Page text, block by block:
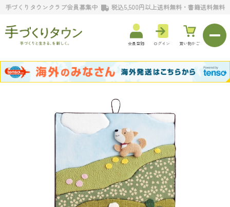
手づくりタウンクラブ会員募集中 税込5,500円以上送料無料・書籍送料無料
会員登録 ログイン 買い物かご